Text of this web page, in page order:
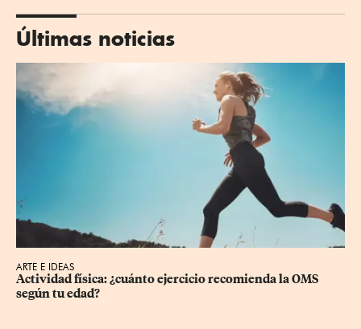
Últimas noticias
ARTE E IDEAS
Actividad física: ¿cuánto ejercicio recomienda la OMS
según tu edad?